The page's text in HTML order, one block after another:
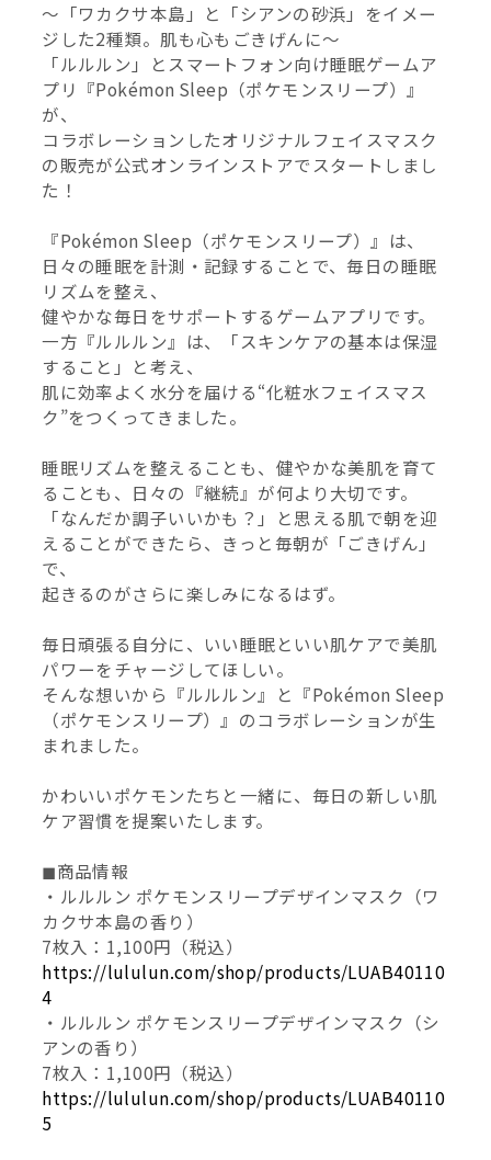
〜「ワカクサ本島」と「シアンの砂浜」をイメー
ジした2種類。肌も心もごきげんに〜
「ルルルン」とスマートフォン向け睡眠ゲームア
プリ『Pokémon Sleep（ポケモンスリープ）』
が、
コラボレーションしたオリジナルフェイスマスク
の販売が公式オンラインストアでスタートしまし
た！
『Pokémon Sleep（ポケモンスリープ）』は、
日々の睡眠を計測・記録することで、毎日の睡眠
リズムを整え、
健やかな毎日をサポートするゲームアプリです。
一方『ルルルン』は、「スキンケアの基本は保湿
すること」と考え、
肌に効率よく水分を届ける“化粧水フェイスマス
ク”をつくってきました。
睡眠リズムを整えることも、健やかな美肌を育て
ることも、日々の『継続』が何より大切です。
「なんだか調子いいかも？」と思える肌で朝を迎
えることができたら、きっと毎朝が「ごきげん」
で、
起きるのがさらに楽しみになるはず。
毎日頑張る自分に、いい睡眠といい肌ケアで美肌
パワーをチャージしてほしい。
そんな想いから『ルルルン』と『Pokémon Sleep
（ポケモンスリープ）』のコラボレーションが生
まれました。
かわいいポケモンたちと一緒に、毎日の新しい肌
ケア習慣を提案いたします。
◼︎商品情報
・ルルルン ポケモンスリープデザインマスク（ワ
カクサ本島の香り）
7枚入：1,100円（税込）
https://lululun.com/shop/products/LUAB40110
4
・ルルルン ポケモンスリープデザインマスク（シ
アンの香り）
7枚入：1,100円（税込）
https://lululun.com/shop/products/LUAB40110
5